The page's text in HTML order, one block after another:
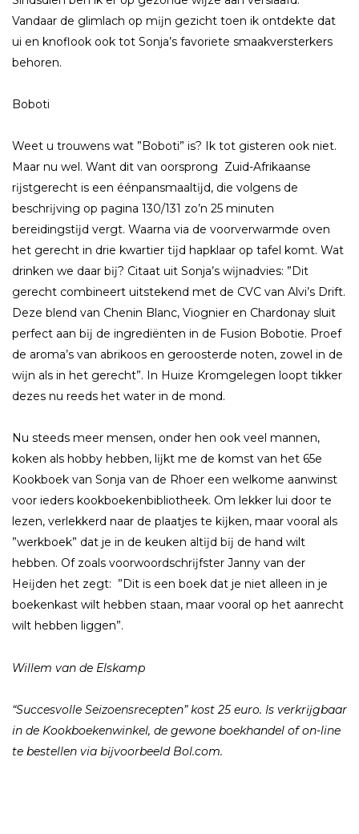
Vandaar de glimlach op mĳn gezicht toen ik ontdekte dat
ui en knoflook ook tot Sonja’s favoriete smaakversterkers
behoren.
Boboti
Weet u trouwens wat ”Boboti” is? Ik tot gisteren ook niet.
Maar nu wel. Want dit van oorsprong Zuid-Afrikaanse
rĳstgerecht is een éénpansmaaltĳd, die volgens de
beschrĳving op pagina 130/131 zo’n 25 minuten
bereidingstĳd vergt. Waarna via de voorverwarmde oven
het gerecht in drie kwartier tĳd hapklaar op tafel komt. Wat
drinken we daar bĳ? Citaat uit Sonja’s wĳnadvies: ”Dit
gerecht combineert uitstekend met de CVC van Alvi’s Drift.
Deze blend van Chenin Blanc, Viognier en Chardonay sluit
perfect aan bĳ de ingrediënten in de Fusion Bobotie. Proef
de aroma’s van abrikoos en geroosterde noten, zowel in de
wĳn als in het gerecht”. In Huize Kromgelegen loopt tikker
dezes nu reeds het water in de mond.
Nu steeds meer mensen, onder hen ook veel mannen,
koken als hobby hebben, lĳkt me de komst van het 65e
Kookboek van Sonja van de Rhoer een welkome aanwinst
voor ieders kookboekenbibliotheek. Om lekker lui door te
lezen, verlekkerd naar de plaatjes te kĳken, maar vooral als
”werkboek” dat je in de keuken altĳd bĳ de hand wilt
hebben. Of zoals voorwoordschrĳfster Janny van der
Heĳden het zegt: ”Dit is een boek dat je niet alleen in je
boekenkast wilt hebben staan, maar vooral op het aanrecht
wilt hebben liggen”.
Willem van de Elskamp
“Succesvolle Seizoensrecepten” kost 25 euro. Is verkrĳgbaar
in de Kookboekenwinkel, de gewone boekhandel of on-line
te bestellen via bĳvoorbeeld Bol.com.